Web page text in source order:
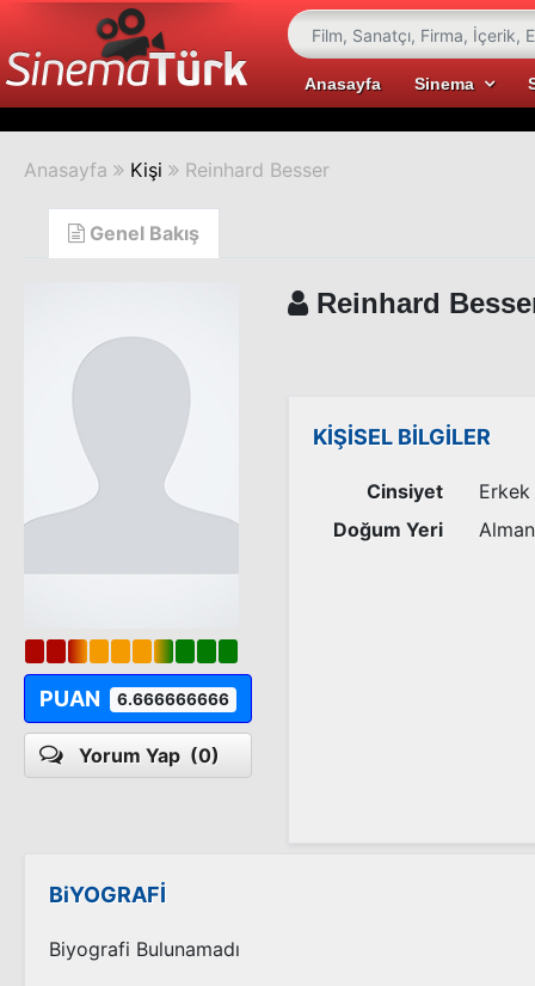
Anasayfa Sinema
Anasayfa Kişi Reinhard Besser
Genel Bakış
PUAN 6.666666666
Yorum Yap (0)
Reinhard
KİŞİSEL BİLGİLER
Cinsiyet
Erkek
Doğum Yeri
BiYOGRAFİ
Biyografi Bulunamadı